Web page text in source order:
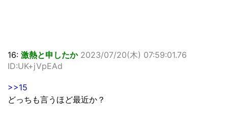
16: 激熱と申したか 2023/07/20(木) 07:59:01.76
ID:UK+jVpEAd
>>15
どっちも言うほど最近か？